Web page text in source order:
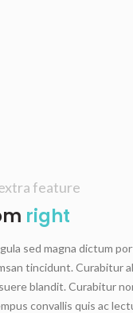
feature
right
sed magna dictum
tincidunt. Curabitur
blandit. Curabitur
convallis quis ac